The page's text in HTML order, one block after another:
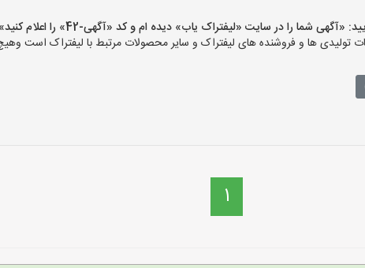
شما را در سایت «لیفتراک یاب» دیده ام و کد «آگهی-42» را اعلام کنید»
تولیدی ها و فروشنده های لیفتراک و سایر محصولات مرتبط با لیفتراک است
1